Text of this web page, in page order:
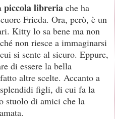
piccola libreria che ha
Frieda. Ora, però, è un
Kitty lo sa bene ma non
non riesce a immaginarsi
si sente al sicuro. Eppure,
di essere la bella
altre scelte. Accanto a
figli, di cui fa la
stuolo di amici che la